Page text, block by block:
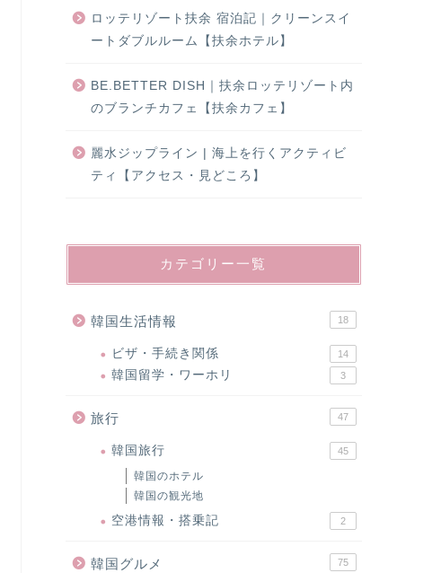
ロッテリゾート扶余 宿泊記｜クリーンスイ
ートダブルルーム【扶余ホテル】
BE.BETTER DISH｜扶余ロッテリゾート内
のブランチカフェ【扶余カフェ】
麗水ジップライン | 海上を行くアクティビ
ティ【アクセス・見どころ】
カテゴリー一覧
韓国生活情報 18
ビザ・手続き関係 14
韓国留学・ワーホリ 3
旅行 47
韓国旅行 45
韓国のホテル
韓国の観光地
空港情報・搭乗記 2
韓国グルメ 75